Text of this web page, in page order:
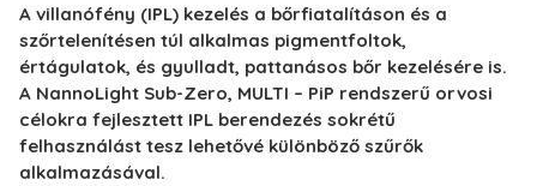
A villanófény (IPL) kezelés a bőrfiatalításon és a
szőrtelenítésen túl alkalmas pigmentfoltok,
értágulatok, és gyulladt, pattanásos bőr kezelésére is.
A NannoLight Sub-Zero, MULTI – PiP rendszerű orvosi
célokra fejlesztett IPL berendezés sokrétű
felhasználást tesz lehetővé különböző szűrők
alkalmazásával.